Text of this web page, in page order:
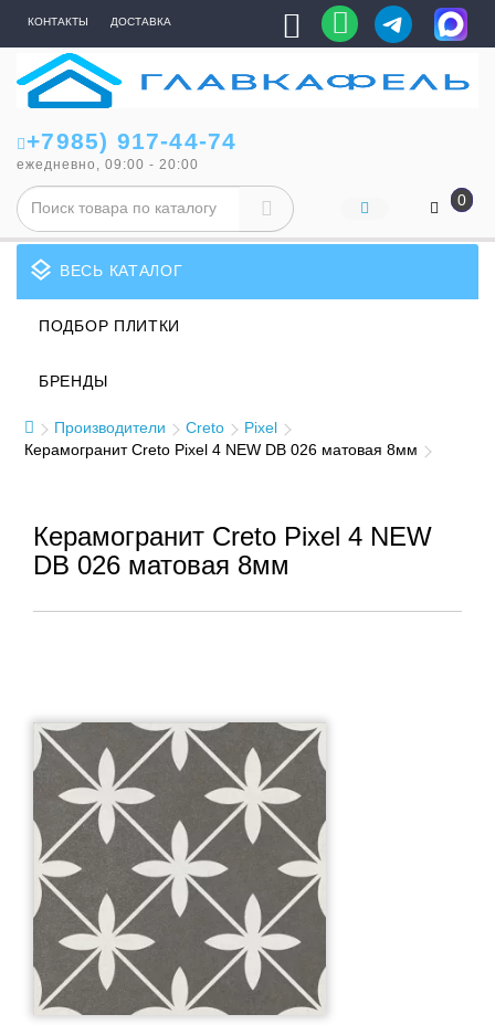
КОНТАКТЫ ДОСТАВКА
+7985) 917-44-74
ежедневно, 09:00 - 20:00
0
layers ВЕСЬ КАТАЛОГ
ПОДБОР ПЛИТКИ
БРЕНДЫ
Производители Creto
Pixel
Керамогранит Creto Pixel 4 NEW DB 026 матовая 8мм
Керамогранит Creto Pixel 4 NEW
DB 026 матовая 8мм